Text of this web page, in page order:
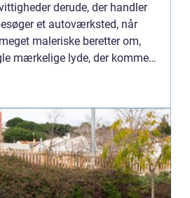
derude, der handler
et autoværksted, når
maleriske beretter om,
mærkelige lyde, der kommer